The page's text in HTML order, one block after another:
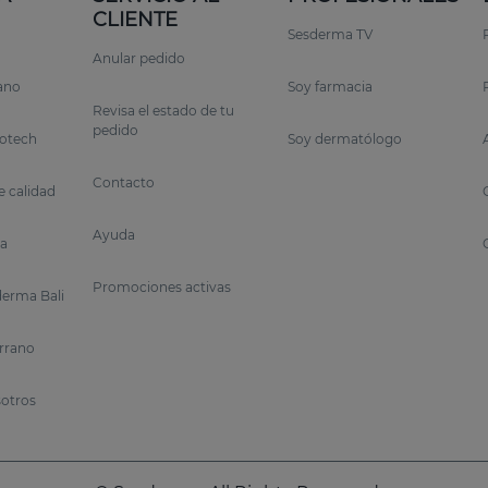
liposomas
(retinaldehído, retinol y retinil propionato)
una liberación gradual de activos, optimizando los
y a largo plazo.
que
el rejuvenecimiento
coningredientes activos de última generación
calidad
Bali
CLIENTE
Anular pedido
Revisa el estado de tu
pedido
Contacto
Ayuda
Promociones activas
Sesderma TV
Soy farmacia
Soy dermatólogo